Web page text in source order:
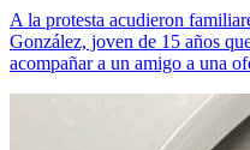
A la protesta acudieron
González, joven de 15 años
acompañar a un amigo a una